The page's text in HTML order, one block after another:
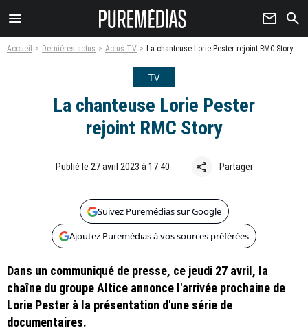
menu newsletter search
Accueil Dernières actus Actus TV La chanteuse Lorie Pester rejoint RMC Story
TV
La chanteuse Lorie Pester
rejoint RMC Story
Publié le 27 avril 2023 à 17:40 share Partager
Suivez Puremédias sur Google
Ajoutez Puremédias à vos sources préférées
Dans un communiqué de presse, ce jeudi 27 avril, la
chaîne du groupe Altice annonce l'arrivée prochaine de
Lorie Pester à la présentation d'une série de
documentaires.